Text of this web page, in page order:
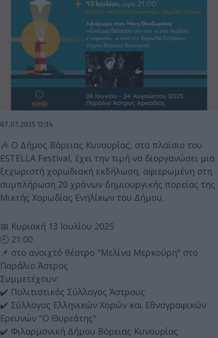
07.07.2025 12:34
🎶 Ο Δήμος Βόρειας Κυνουρίας, στο πλαίσιο του
ESTELLA Festival, έχει την τιμή να διοργανώσει μια
ξεχωριστή χορωδιακή εκδήλωση, αφιερωμένη στη
συμπλήρωση 20 χρόνων δημιουργικής πορείας της
Μικτής Χορωδίας Ενηλίκων του Δήμου.
📅 Κυριακή 13 Ιουλίου 2025
🕘 21:00
📌 στο ανοιχτό θέατρο "Μελίνα Μερκούρη" στο
Παράλιο Άστρος
Συμμετέχουν:
✔️ Πολιτιστικός Σύλλογος Άστρους
✔️ Σύλλογος Ελληνικών Χορών και Εθνογραφικών
Ερευνών "Ο Θυρεάτης"
✔️ Φιλαρμονική Δήμου Βόρειας Κυνουρίας